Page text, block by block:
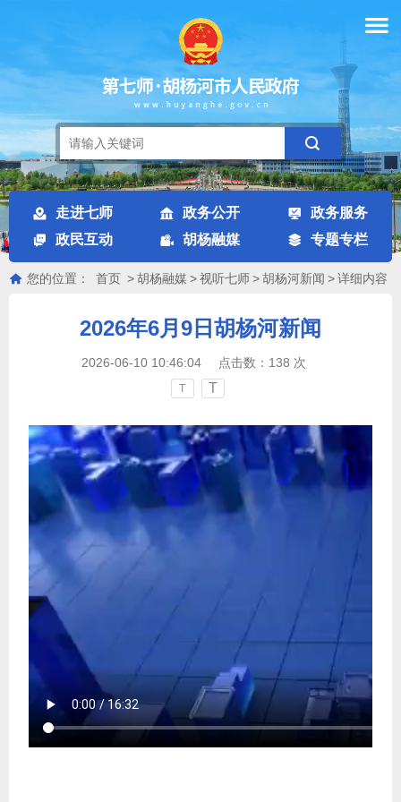
走进七师 政务公开
政务服务
政民互动
胡杨融媒 专题专栏
您的位置： 首页 >胡杨融媒 >视听七师>胡杨河新闻 >详细内容
2026年6月9日胡杨河新闻
2026-06-10 10:46:04 点击数： 138 次
T T